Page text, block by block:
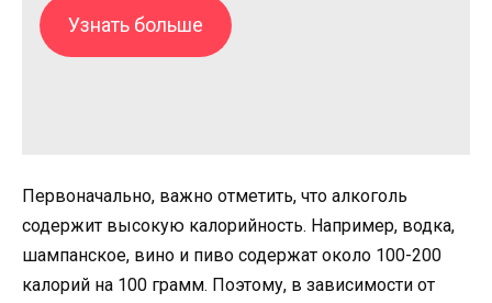
Узнать больше
Первоначально, важно отметить, что алкоголь
содержит высокую калорийность. Например, водка,
шампанское, вино и пиво содержат около 100-200
калорий на 100 грамм. Поэтому, в зависимости от